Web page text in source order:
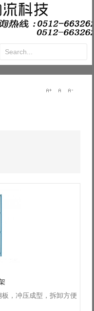
，冲压成型，拆卸方便